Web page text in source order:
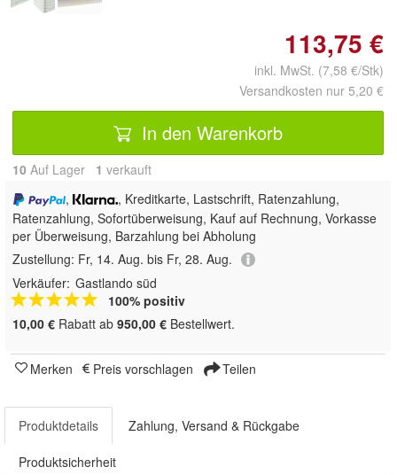
113,75 €
inkl. MwSt. (7,58 €/Stk)
Versandkosten nur 5,20 €
In den Warenkorb
10 Auf Lager 1 verkauft
,
, Kreditkarte, Lastschrift, Ratenzahlung,
Ratenzahlung, Sofortüberweisung, Kauf auf Rechnung, Vorkasse
per Überweisung, Barzahlung bei Abholung
Zustellung: Fr, 14. Aug. bis Fr, 28. Aug.
Verkäufer: Gastlando süd
100% positiv
10,00 € Rabatt ab 950,00 € Bestellwert.
Merken Preis vorschlagen Teilen
Produktdetails Zahlung, Versand & Rückgabe
Produktsicherheit